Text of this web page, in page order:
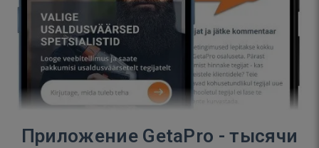
Приложение GetaPro - тысячи